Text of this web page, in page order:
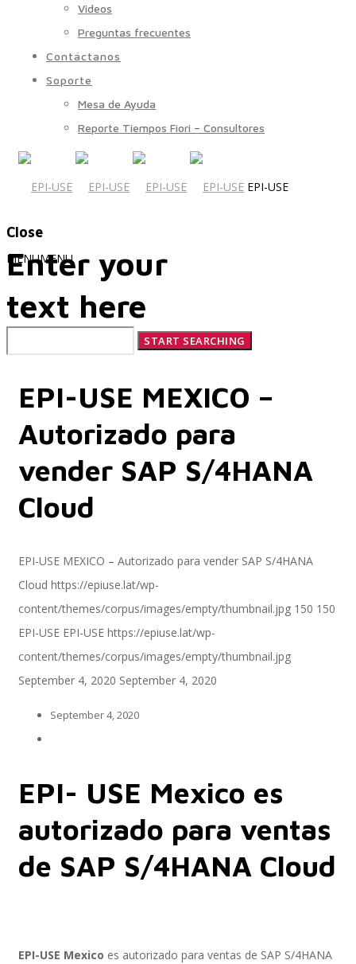
Videos
Preguntas frecuentes
Contáctanos
Soporte
Mesa de Ayuda
Reporte Tiempos Fiori – Consultores
EPI-USE
MENUMENU
Servicios
Servicios y productos cloud
SAP S/4 HANA
EPI-US4HANA
Implementación Nómina Cloud Sap
Close
Enter your
text here
EPI-USE MEXICO –
Autorizado para
vender SAP S/4HANA
Cloud
EPI-USE MEXICO – Autorizado para vender SAP S/4HANA
Cloud https://epiuse.lat/wp-
content/themes/corpus/images/empty/thumbnail.jpg 150 150
EPI-USE EPI-USE https://epiuse.lat/wp-
content/themes/corpus/images/empty/thumbnail.jpg
September 4, 2020 September 4, 2020
September 4, 2020
EPI- USE Mexico es
autorizado para ventas
de SAP S/4HANA Cloud
EPI-USE Mexico es autorizado para ventas de SAP S/4HANA